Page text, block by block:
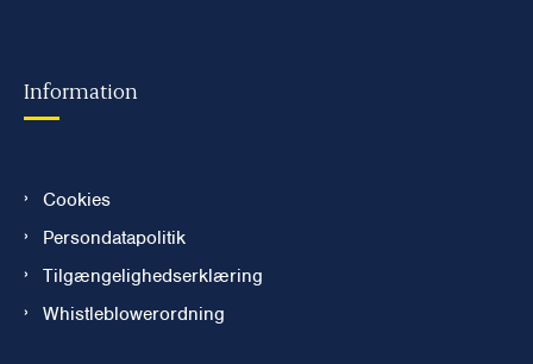
Information
Cookies
Persondatapolitik
Tilgængelighedserklæring
Whistleblowerordning